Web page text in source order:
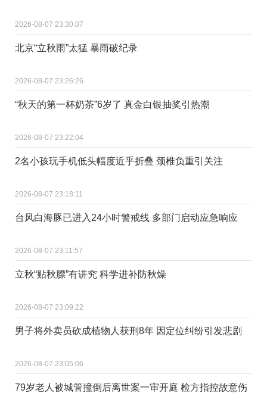
2026-08-07 23:30:07
北京“立秋雨”太猛 暴雨破纪录
2026-08-07 23:26:26
“秋天的第一杯奶茶”6岁了 真金白银抽奖引热潮
2026-08-07 23:22:04
2名小孩玩手机低头幅度近乎折叠 颈椎负重引关注
2026-08-07 23:18:11
台风白海豚已进入24小时警戒线 多部门启动应急响应
2026-08-07 23:11:57
立秋“贴秋膘”有讲究 科学进补防秋燥
2026-08-07 23:09:22
男子将外卖员砍成植物人获刑8年 因定位纠纷引发悲剧
2026-08-07 23:05:06
79岁老人被城管撞倒后离世案一审开庭 检方指控故意伤